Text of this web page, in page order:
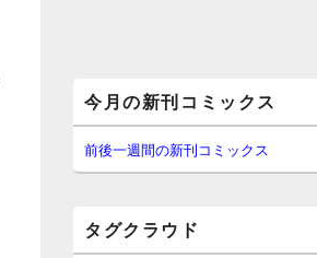
イ
ン
サ
イ
ー
今月の新刊コミックス
前後一週間の新刊コミックス
タグクラウド